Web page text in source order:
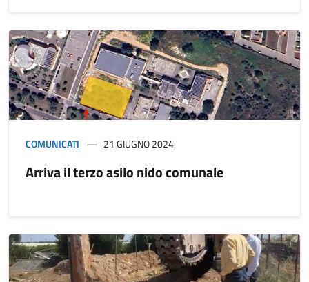
COMUNICATI 21 GIUGNO 2024
Arriva il terzo asilo nido comunale